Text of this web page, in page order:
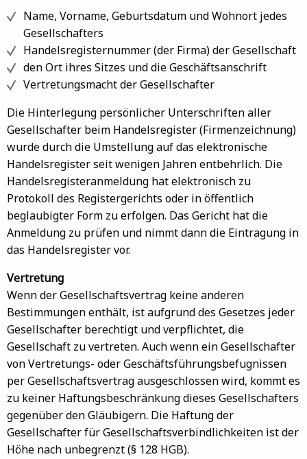
Name, Vorname, Geburtsdatum und Wohnort jedes
Gesellschafters
Handelsregisternummer (der Firma) der Gesellschaft
den Ort ihres Sitzes und die Geschäftsanschrift
Vertretungsmacht der Gesellschafter
Die Hinterlegung persönlicher Unterschriften aller
Gesellschafter beim Handelsregister (Firmenzeichnung)
wurde durch die Umstellung auf das elektronische
Handelsregister seit wenigen Jahren entbehrlich. Die
Handelsregisteranmeldung hat elektronisch zu
Protokoll des Registergerichts oder in öffentlich
beglaubigter Form zu erfolgen. Das Gericht hat die
Anmeldung zu prüfen und nimmt dann die Eintragung in
das Handelsregister vor.
Vertretung
Wenn der Gesellschaftsvertrag keine anderen
Bestimmungen enthält, ist aufgrund des Gesetzes jeder
Gesellschafter berechtigt und verpflichtet, die
Gesellschaft zu vertreten. Auch wenn ein Gesellschafter
von Vertretungs- oder Geschäftsführungsbefugnissen
per Gesellschaftsvertrag ausgeschlossen wird, kommt es
zu keiner Haftungsbeschränkung dieses Gesellschafters
gegenüber den Gläubigern. Die Haftung der
Gesellschafter für Gesellschaftsverbindlichkeiten ist der
Höhe nach unbegrenzt (§ 128 HGB).